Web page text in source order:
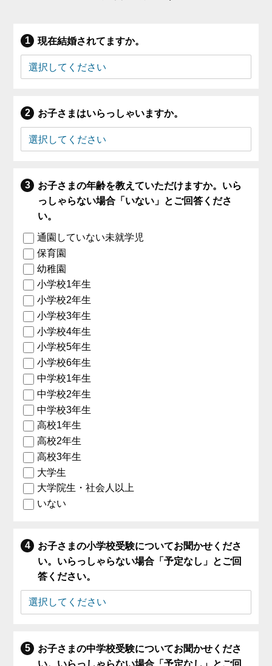
現在結婚されてますか。
お子さまはいらっしゃいますか。
お子さまの年齢を教えていただけますか。いら
っしゃらない場合「いない」とご回答くださ
い。
通園していない未就学児
保育園
幼稚園
小学校1年生
小学校2年生
小学校3年生
小学校4年生
小学校5年生
小学校6年生
中学校1年生
中学校2年生
中学校3年生
高校1年生
高校2年生
高校3年生
大学生
大学院生・社会人以上
いない
お子さまの小学校受験についてお聞かせくださ
い。いらっしゃらない場合「予定なし」とご回
答ください。
お子さまの中学校受験についてお聞かせくださ
い。いらっしゃらない場合「予定なし」とご回